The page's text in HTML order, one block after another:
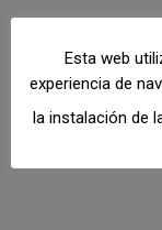
Esta web
experiencia de
la instalación de